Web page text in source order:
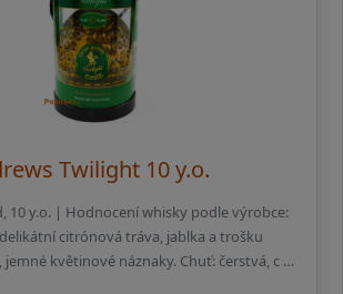
Twilight 10 y.o.
10 y.o. | Hodnocení whisky podle výrobce:
citrónová tráva, jablka a trošku
květinové náznaky. Chuť: čerstvá, c …